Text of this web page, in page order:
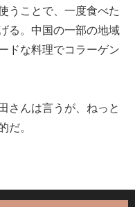
うことで、一度食べた
る。中国の一部の地域
ドな料理でコラーゲン
さんは言うが、ねっと
。